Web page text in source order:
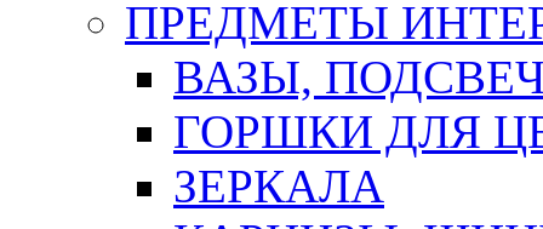
ПРЕДМЕТЫ
ВАЗЫ,
ГОРШКИ ДЛЯ
ЗЕРКАЛА